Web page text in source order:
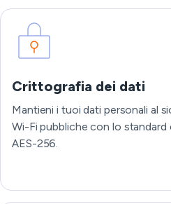
Crittografia dei dati
Mantieni i tuoi dati personali al
Wi-Fi pubbliche con lo
AES-256.